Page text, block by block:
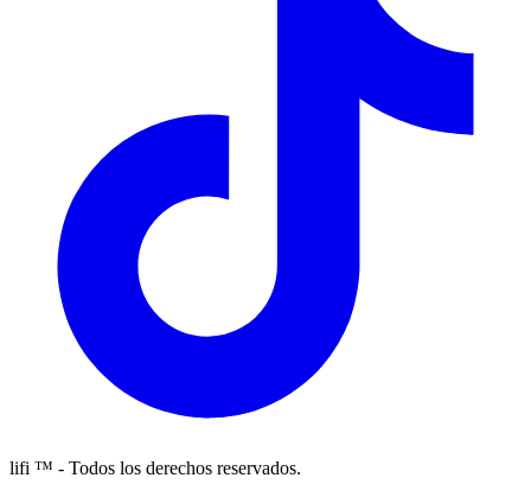
lifi ™ - Todos los derechos reservados.